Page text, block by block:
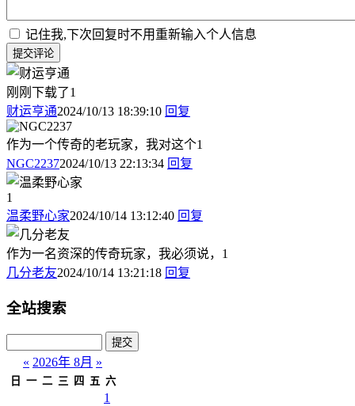
记住我,下次回复时不用重新输入个人信息
提交评论
刚刚下载了1
财运亨通2024/10/13 18:39:10 回复
作为一个传奇的老玩家，我对这个1
NGC22372024/10/13 22:13:34 回复
1
温柔野心家2024/10/14 13:12:40 回复
作为一名资深的传奇玩家，我必须说，1
几分老友2024/10/14 13:21:18 回复
全站搜索
« 2026年 8月 »
日 一 二 三 四 五 六
1